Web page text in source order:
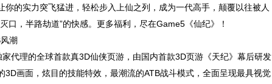
你的实力突飞猛进，轻松步入上仙之列，成为一代高手，颠覆以往被人
口，半路劫道”的快感。更多福利，尽在Game5《仙纪》！
潮
家代理的全球首款真3D仙侠页游，由国内首款3D页游《天纪》幕后研发
3D画面，炫目的技能特效，最潮流的ATB战斗模式，全面呈现最具视觉